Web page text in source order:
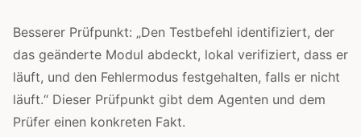
Besserer Prüfpunkt: „Den Testbefehl identifiziert, der
das geänderte Modul abdeckt, lokal verifiziert, dass er
läuft, und den Fehlermodus festgehalten, falls er nicht
läuft.“ Dieser Prüfpunkt gibt dem Agenten und dem
Prüfer einen konkreten Fakt.